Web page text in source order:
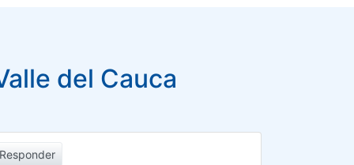
del Cauca
Responder